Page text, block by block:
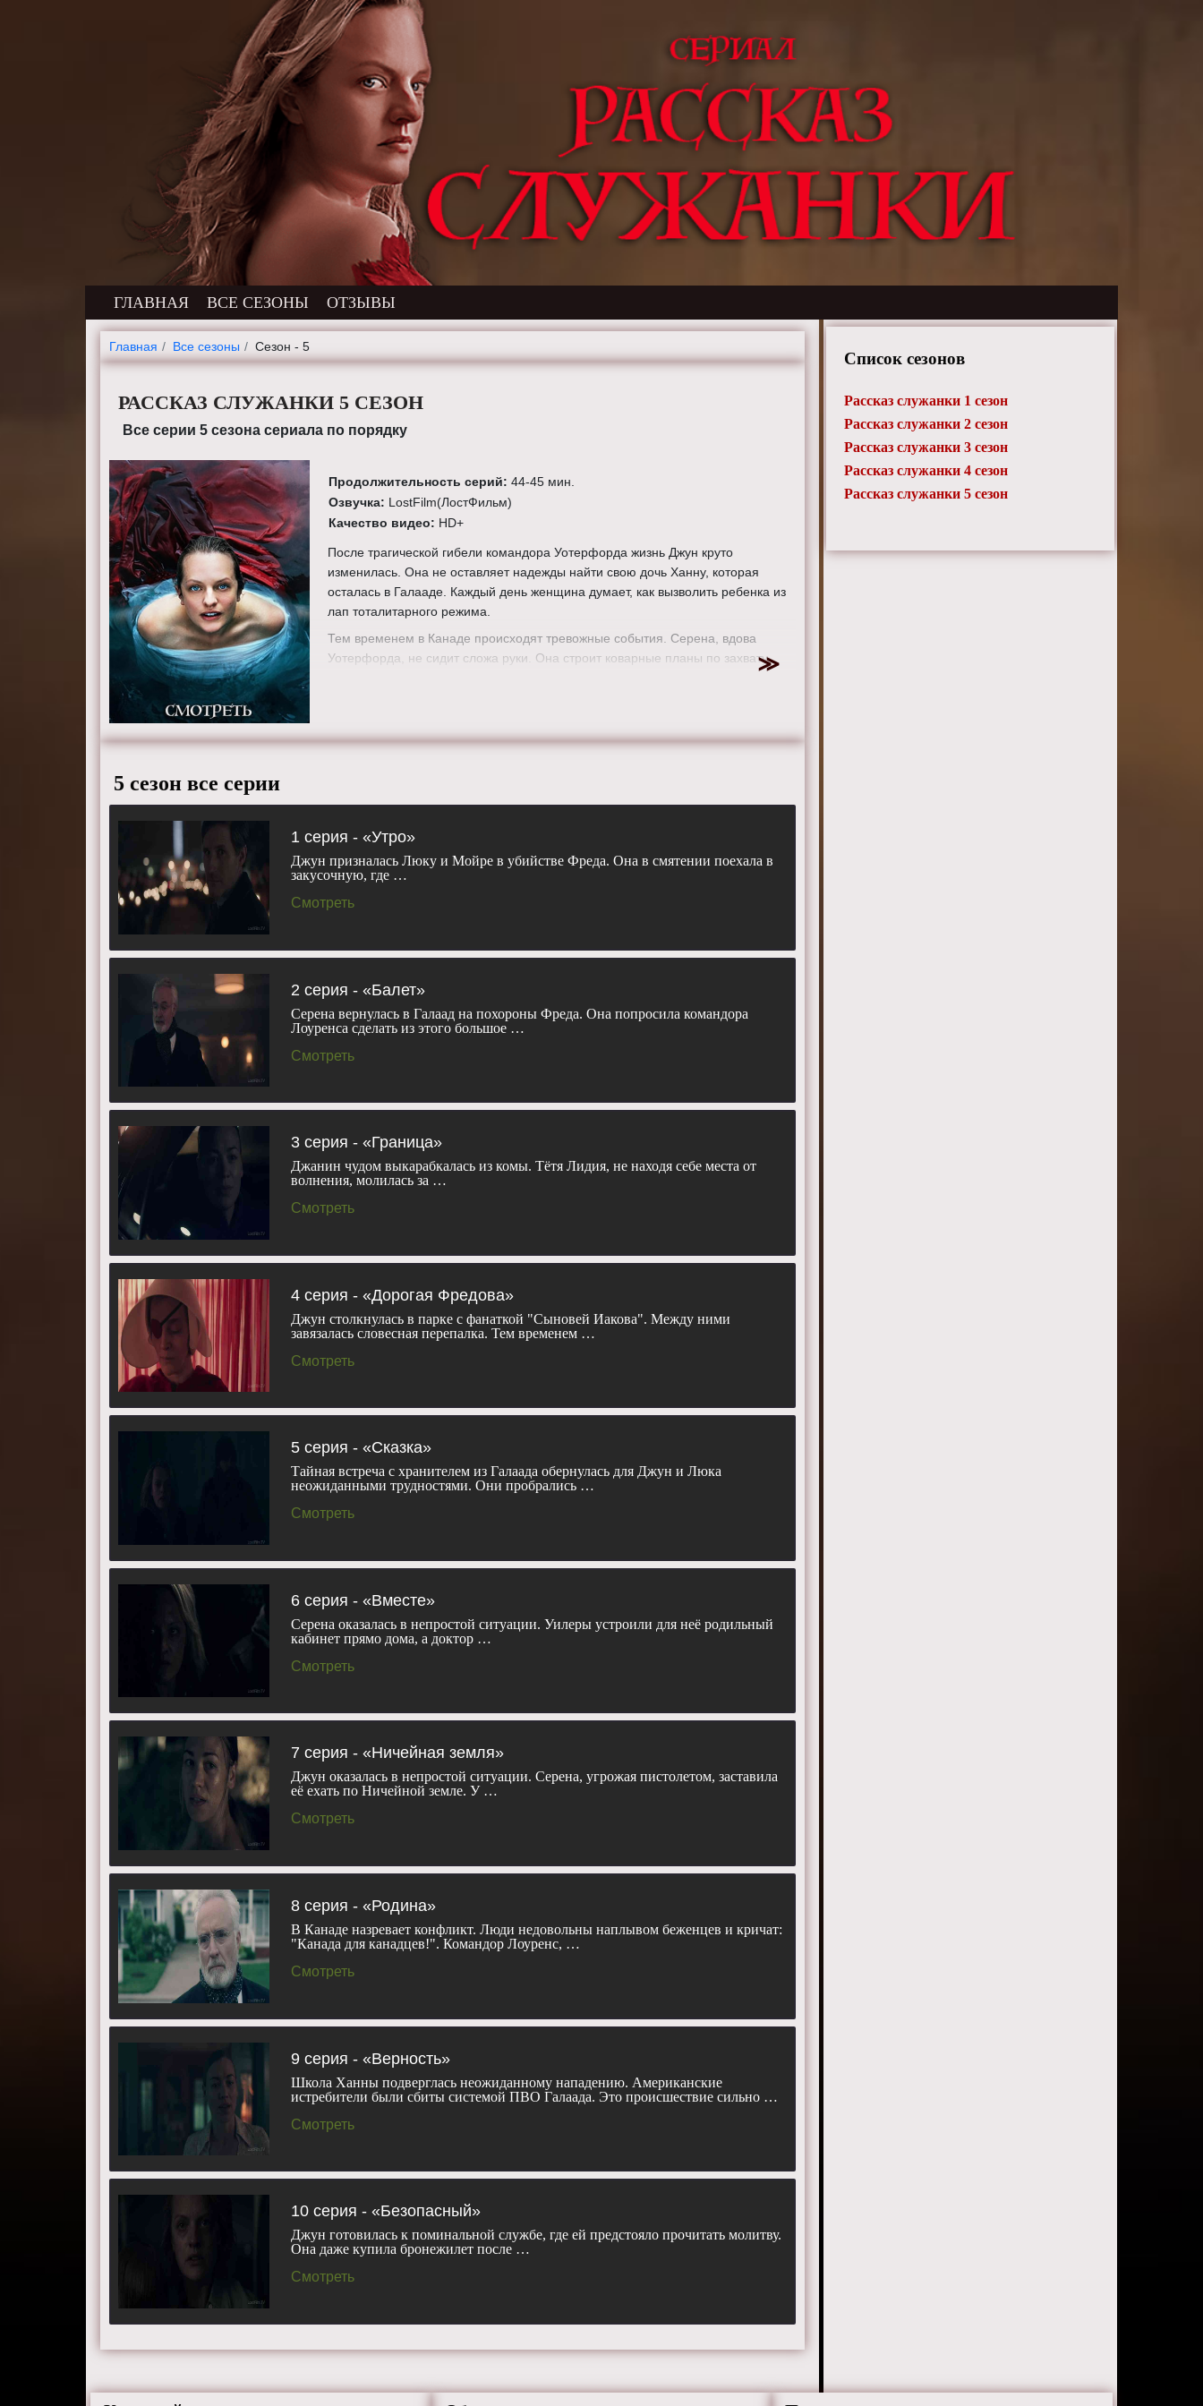
ГЛАВНАЯ ВСЕ СЕЗОНЫ ОТЗЫВЫ
Главная Все сезоны Сезон - 5
РАССКАЗ СЛУЖАНКИ 5 СЕЗОН
Все серии 5 сезона сериала по порядку
Продолжительность серий:44-45 мин.
Озвучка: LostFilm(ЛостФильм)
Качество видео: HD+
После трагической гибели командора Уотерфорда жизнь Джун круто
изменилась. Она не оставляет надежды найти свою дочь Ханну, которая
осталась в Галааде. Каждый день женщина думает, как вызволить ребенка из
лап тоталитарного режима.
Тем временем в Канаде происходят тревожные события. Серена, вдова
Уотерфорда, не сидит сложа руки. Она строит коварные планы по захвату
реформах и создании республики. В этом ему неожиданно помогает Тетка
повороты.
Режиссеры: Майк Баркер, Кари Скогланд, Джереми Подесва, Дейна Рид,
Майк Бакрер, Амма Асанте, Колин Уоткинсон, Дирвла Уолш, Дениз Гамзе
Эргювен, Элизабет Мосс, Кристина Чоу, Ричард Шепард, Лиз Гарбус, Дана
Уайли, Аманда Брюгел и Брэдли Уитфорд.
Смотреть 5 сезон «
телефоне, планшете, пк или телевизоре.
5 сезон все серии
1 серия - «Утро»
Джун призналась Люку и Мойре в убийстве Фреда. Она в смятении поехала в
закусочную, где …
Смотреть
2 серия - «Балет»
Серена вернулась в Галаад на похороны Фреда. Она попросила командора
Лоуренса сделать из этого большое …
Смотреть
3 серия - «Граница»
Джанин чудом выкарабкалась из комы. Тётя Лидия, не находя себе места от
волнения, молилась за …
Смотреть
4 серия - «Дорогая Фредова»
Джун столкнулась в парке с фанаткой "Сыновей Иакова". Между ними
завязалась словесная перепалка. Тем временем …
Смотреть
5 серия - «Сказка»
Тайная встреча с хранителем из Галаада обернулась для Джун и Люка
неожиданными трудностями. Они пробрались …
Смотреть
6 серия - «Вместе»
Серена оказалась в непростой ситуации. Уилеры устроили для неё родильный
кабинет прямо дома, а доктор …
Смотреть
7 серия - «Ничейная земля»
Джун оказалась в непростой ситуации. Серена, угрожая пистолетом, заставила
её ехать по Ничейной земле. У …
Смотреть
8 серия - «Родина»
В Канаде назревает конфликт. Люди недовольны наплывом беженцев и кричат:
"Канада для канадцев!". Командор Лоуренс, …
Смотреть
9 серия - «Верность»
Школа Ханны подверглась неожиданному нападению. Американские
истребители были сбиты системой ПВО Галаада. Это происшествие сильно …
Смотреть
10 серия - «Безопасный»
Джун готовилась к поминальной службе, где ей предстояло прочитать молитву.
Она даже купила бронежилет после …
Смотреть
Список сезонов
Рассказ служанки 1 сезон
Рассказ служанки 2 сезон
Рассказ служанки 3 сезон
Рассказ служанки 4 сезон
Рассказ служанки 5 сезон